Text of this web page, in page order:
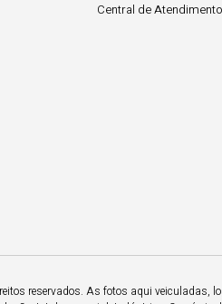
Central de Atendimento
reservados. As fotos aqui veiculadas,